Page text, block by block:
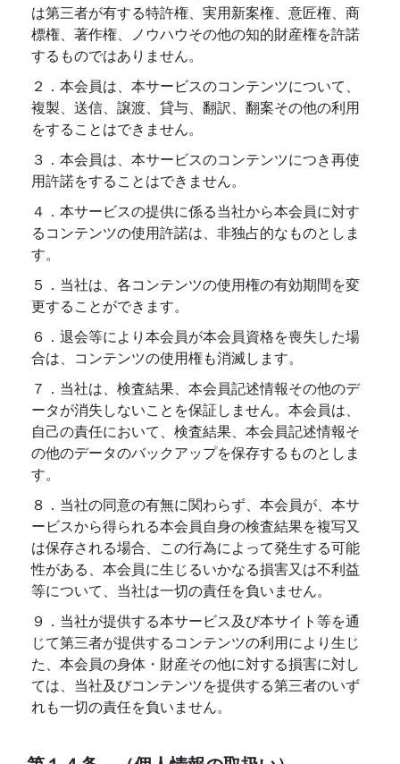
は第三者が有する特許権、実用新案権、意匠権、商
標権、著作権、ノウハウその他の知的財産権を許諾
するものではありません。
２．本会員は、本サービスのコンテンツについて、
複製、送信、譲渡、貸与、翻訳、翻案その他の利用
をすることはできません。
３．本会員は、本サービスのコンテンツにつき再使
用許諾をすることはできません。
４．本サービスの提供に係る当社から本会員に対す
るコンテンツの使用許諾は、非独占的なものとしま
す。
５．当社は、各コンテンツの使用権の有効期間を変
更することができます。
６．退会等により本会員が本会員資格を喪失した場
合は、コンテンツの使用権も消滅します。
７．当社は、検査結果、本会員記述情報その他のデ
ータが消失しないことを保証しません。本会員は、
自己の責任において、検査結果、本会員記述情報そ
の他のデータのバックアップを保存するものとしま
す。
８．当社の同意の有無に関わらず、本会員が、本サ
ービスから得られる本会員自身の検査結果を複写又
は保存される場合、この行為によって発生する可能
性がある、本会員に生じるいかなる損害又は不利益
等について、当社は一切の責任を負いません。
９．当社が提供する本サービス及び本サイト等を通
じて第三者が提供するコンテンツの利用により生じ
た、本会員の身体・財産その他に対する損害に対し
ては、当社及びコンテンツを提供する第三者のいず
れも一切の責任を負いません。